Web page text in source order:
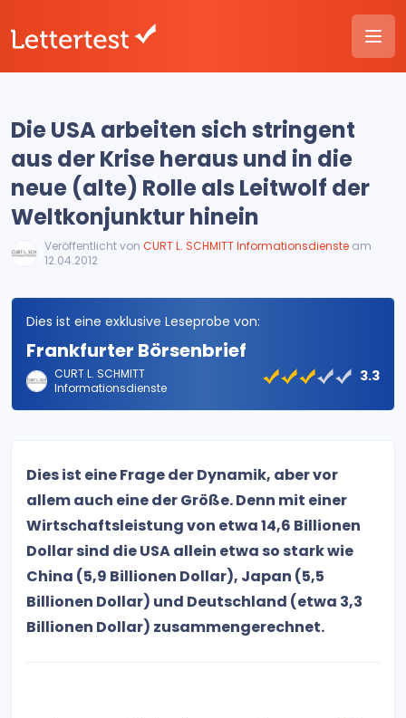
Die USA arbeiten sich stringent
aus der Krise heraus und in die
neue (alte) Rolle als Leitwolf der
Weltkonjunktur hinein
Veröffentlicht vonCURT L. SCHMITT Informationsdienste am
12.04.2012
Dies ist eine exklusive Leseprobe von:
Frankfurter Börsenbrief
CURT L. SCHMITT
Informationsdienste
3.3
Dies ist eine Frage der Dynamik, aber vor
allem auch eine der Größe. Denn mit einer
Wirtschaftsleistung von etwa 14,6 Billionen
Dollar sind die USA allein etwa so stark wie
China (5,9 Billionen Dollar), Japan (5,5
Billionen Dollar) und Deutschland (etwa 3,3
Billionen Dollar) zusammengerechnet.